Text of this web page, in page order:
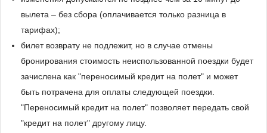
вылета – без сбора (оплачивается только разница в
тарифах);
билет возврату не подлежит, но в случае отмены
бронирования стоимость неиспользованной поездки будет
зачислена как "переносимый кредит на полет" и может
быть потрачена для оплаты следующей поездки.
"Переносимый кредит на полет" позволяет передать свой
"кредит на полет" другому лицу.